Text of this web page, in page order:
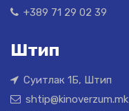
+389 71 29 02 39
Штип
Суитлак 1Б, Штип
shtip@kinoverzum.mk